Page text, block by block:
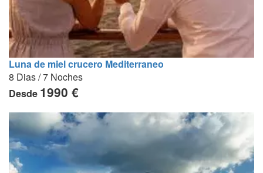
Luna de miel crucero Mediterraneo
8 Dias / 7 Noches
Desde 1990 €